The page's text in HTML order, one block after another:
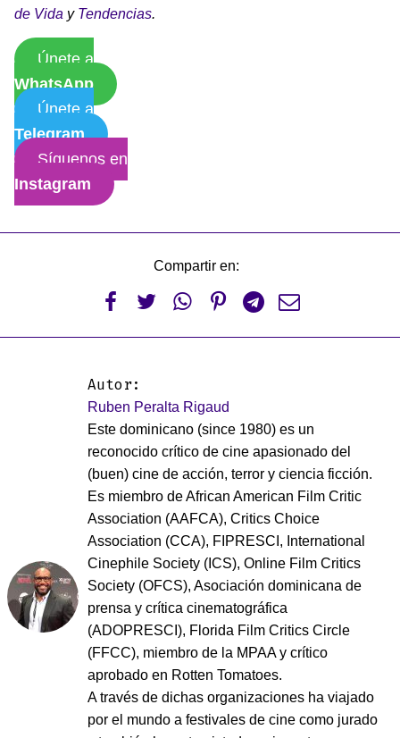
de Vida y Tendencias.
Únete a
WhatsApp
Únete a
Telegram
Síguenos en
Instagram
Compartir en:
     
Autor:
Ruben Peralta Rigaud
Este dominicano (since 1980) es un
reconocido crítico de cine apasionado del
(buen) cine de acción, terror y ciencia ficción.
Es miembro de African American Film Critic
Association (AAFCA), Critics Choice
Association (CCA), FIPRESCI, International
Cinephile Society (ICS), Online Film Critics
Society (OFCS), Asociación dominicana de
prensa y crítica cinematográfica
(ADOPRESCI), Florida Film Critics Circle
(FFCC), miembro de la MPAA y crítico
aprobado en Rotten Tomatoes.
A través de dichas organizaciones ha viajado
por el mundo a festivales de cine como jurado